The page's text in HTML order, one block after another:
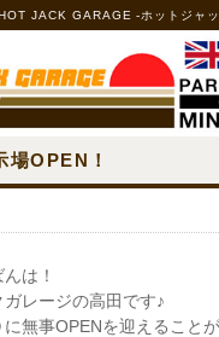
JACK GARAGE -ホットジャ
場OPEN！
は！
レージの高田です♪
無事OPENを迎えること